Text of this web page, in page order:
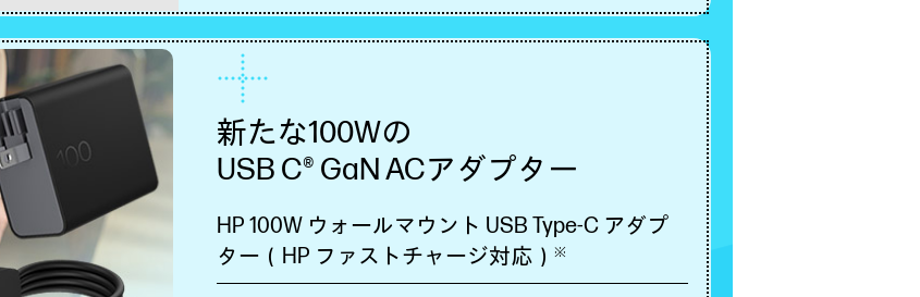
新たな100Wの
USB C® GaN ACアダプター
HP 100W ウォールマウント USB Type-C アダプ
ター（HP ファストチャージ対応） ※